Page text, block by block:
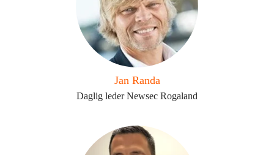
Jan Randa
Daglig leder Newsec Rogaland